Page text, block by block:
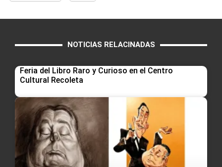
NOTICIAS RELACINADAS
Feria del Libro Raro y Curioso en el Centro
Cultural Recoleta